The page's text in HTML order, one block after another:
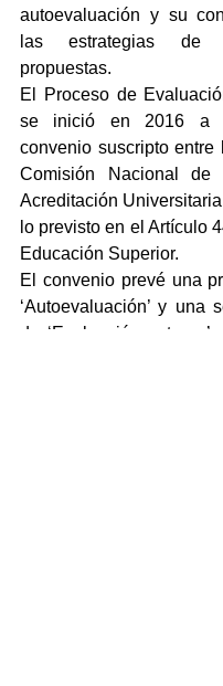
autoevaluación y su
las estrategias de
propuestas.
El Proceso de
se inició en 2016 a
convenio suscripto entre
Comisión Nacional de
Acreditación
lo previsto en el Artículo
Educación Superior.
El convenio prevé una
‘Autoevaluación’ y una
de ‘Evaluación